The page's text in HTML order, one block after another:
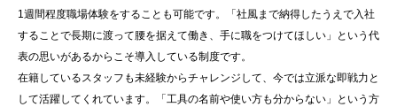
1週間程度職場体験をすることも可能です。「社風まで納得したうえで入社
することで長期に渡って腰を据えて働き、手に職をつけてほしい」という代
表の思いがあるからこそ導入している制度です。
在籍しているスタッフも未経験からチャレンジして、今では立派な即戦力と
して活躍してくれています。「工具の名前や使い方も分からない」という方